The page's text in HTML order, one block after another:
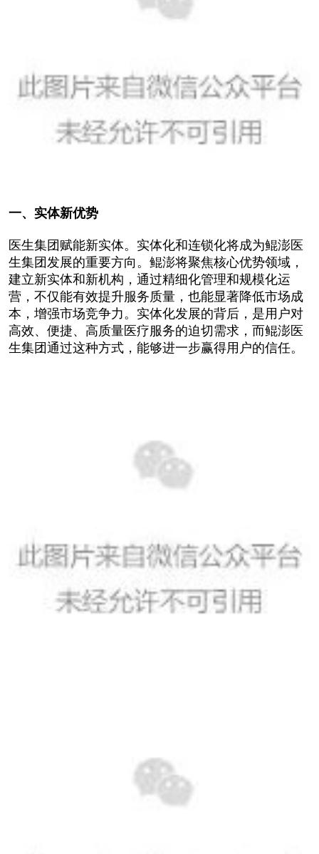
一、实体新优势
医生集团赋能新实体。实体化和连锁化将成为鲲澎医
生集团发展的重要方向。鲲澎将聚焦核心优势领域，
建立新实体和新机构，通过精细化管理和规模化运
营，不仅能有效提升服务质量，也能显著降低市场成
本，增强市场竞争力。实体化发展的背后，是用户对
高效、便捷、高质量医疗服务的迫切需求，而鲲澎医
生集团通过这种方式，能够进一步赢得用户的信任。